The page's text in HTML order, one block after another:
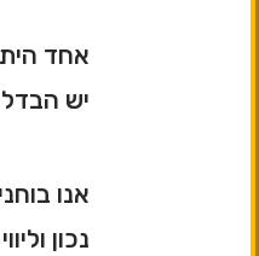
אחד
יש הבדל
אנו
נכון